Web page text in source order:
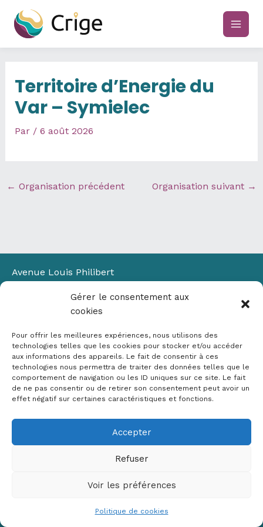
Gérer le consentement aux
cookies
Pour offrir les meilleures expériences, nous utilisons des
technologies telles que les cookies pour stocker et/ou accéder
aux informations des appareils. Le fait de consentir à ces
technologies nous permettra de traiter des données telles que le
comportement de navigation ou les ID uniques sur ce site. Le fait
de ne pas consentir ou de retirer son consentement peut avoir un
effet négatif sur certaines caractéristiques et fonctions.
Accepter
Refuser
Voir les préférences
Politique de cookies
contenu
main
Territoire d’Energie du
Var – Symielec
Par / 6 août 2026
← Organisation précédent Organisation suivant →
Avenue Louis Philibert
Bâtiment Laennec
13100 Aix-en-Provence
✉ contact@crige-paca.org
Mentions légales
RGPD
Copyright © 2026 Crige PACA